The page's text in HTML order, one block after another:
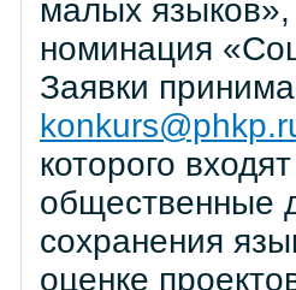
малых
номинация
Заявки
которого
общественные
сохранения
оценке